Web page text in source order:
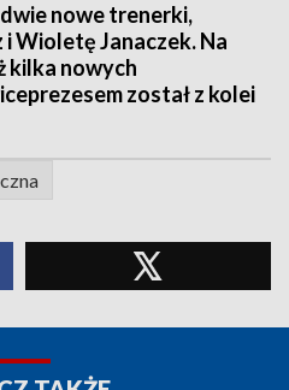
nowe trenerki,
Wioletę Janaczek. Na
kilka nowych
został z kolei